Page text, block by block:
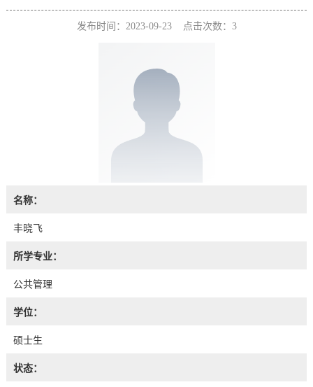
发布时间：2023-09-23 点击次数： 3
名称：
丰晓飞
所学专业：
公共管理
学位：
硕士生
状态：